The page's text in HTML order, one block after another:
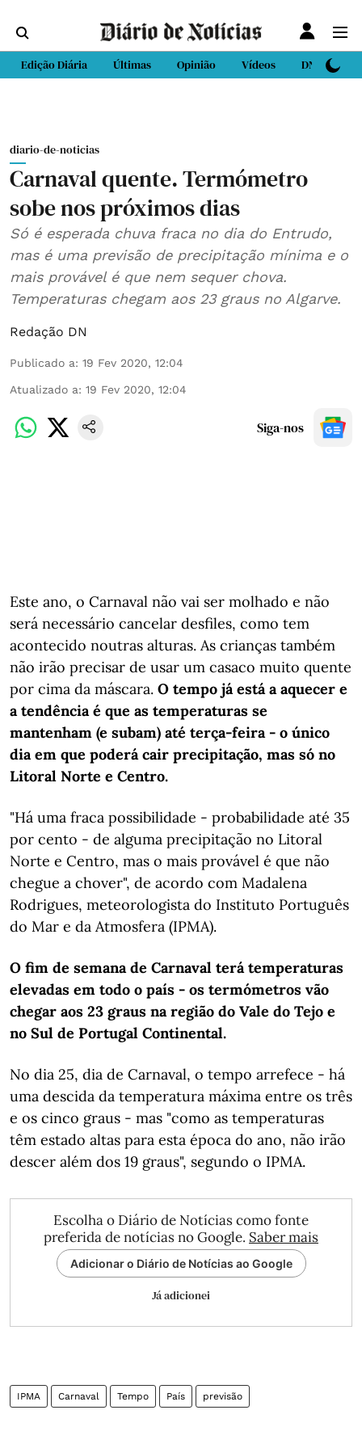
Edição Diária Últimas Opinião Vídeos DN Sport
diario-de-noticias
Carnaval quente. Termómetro
sobe nos próximos dias
Só é esperada chuva fraca no dia do Entrudo,
mas é uma previsão de precipitação mínima e o
mais provável é que nem sequer chova.
Temperaturas chegam aos 23 graus no Algarve.
Redação DN
Publicado a: 19 Fev 2020, 12:04
Atualizado a: 19 Fev 2020, 12:04
Siga-nos
Este ano, o Carnaval não vai ser molhado e não
será necessário cancelar desfiles, como tem
acontecido noutras alturas. As crianças também
não irão precisar de usar um casaco muito quente
por cima da máscara. O tempo já está a aquecer e
a tendência é que as temperaturas se
mantenham (e subam) até terça-feira - o único
dia em que poderá cair precipitação, mas só no
Litoral Norte e Centro.
"Há uma fraca possibilidade - probabilidade até 35
por cento - de alguma precipitação no Litoral
Norte e Centro, mas o mais provável é que não
chegue a chover", de acordo com Madalena
Rodrigues, meteorologista do Instituto Português
do Mar e da Atmosfera (IPMA).
O fim de semana de Carnaval terá temperaturas
elevadas em todo o país - os termómetros vão
chegar aos 23 graus na região do Vale do Tejo e
no Sul de Portugal Continental.
No dia 25, dia de Carnaval, o tempo arrefece - há
uma descida da temperatura máxima entre os três
e os cinco graus - mas "como as temperaturas
têm estado altas para esta época do ano, não irão
descer além dos 19 graus", segundo o IPMA.
Escolha o Diário de Notícias como fonte
preferida de notícias no Google. Saber mais
Adicionar o Diário de Notícias ao Google
Já adicionei
IPMA Carnaval Tempo País previsão